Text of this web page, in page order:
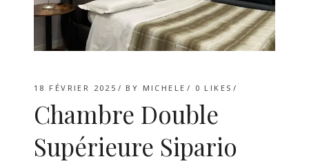
18 FÉVRIER 2025 BY MICHELE 0 LIKES
Chambre Double
Supérieure Sipario